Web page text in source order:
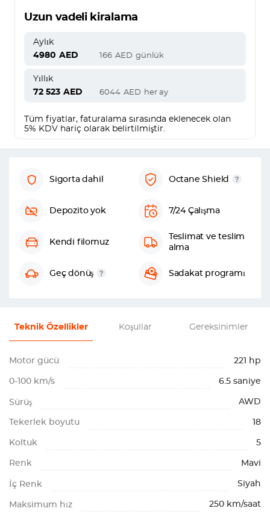
Uzun vadeli kiralama
Aylık
4980 AED 166 AED günlük
Yıllık
72 523 AED 6044 AED her ay
Tüm fiyatlar, faturalama sırasında eklenecek olan
5% KDV hariç olarak belirtilmiştir.
Sigorta dahil Octane Shield
Depozito yok 7/24 Çalışma
Kendi filomuz
Teslimat ve teslim
alma
Geç dönüş Sadakat programı
Teknik Özellikler Koşullar Gereksinimler
Motor gücü 221 hp
0-100 km/s 6.5 saniye
Sürüş AWD
Tekerlek boyutu 18
Koltuk 5
Renk Mavi
İç Renk Siyah
Maksimum hız 250 km/saat